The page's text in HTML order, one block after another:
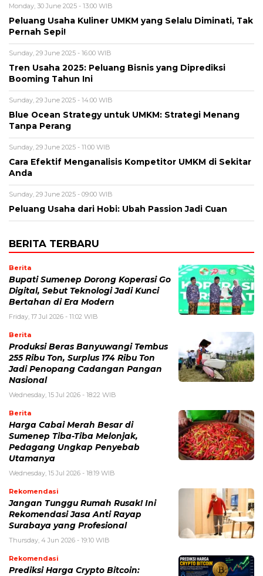
Monday, 30 June 2025 - 13:00 WIB
Peluang Usaha Kuliner UMKM yang Selalu Diminati, Tak
Pernah Sepi!
Sunday, 29 June 2025 - 16:00 WIB
Tren Usaha 2025: Peluang Bisnis yang Diprediksi
Booming Tahun Ini
Sunday, 29 June 2025 - 14:00 WIB
Blue Ocean Strategy untuk UMKM: Strategi Menang
Tanpa Perang
Sunday, 29 June 2025 - 11:00 WIB
Cara Efektif Menganalisis Kompetitor UMKM di Sekitar
Anda
Sunday, 29 June 2025 - 09:00 WIB
Peluang Usaha dari Hobi: Ubah Passion Jadi Cuan
BERITA TERBARU
Berita
Bupati Sumenep Dorong Koperasi Go
Digital, Sebut Teknologi Jadi Kunci
Bertahan di Era Modern
Friday, 17 Jul 2026 - 11:02 WIB
Berita
Produksi Beras Banyuwangi Tembus
255 Ribu Ton, Surplus 174 Ribu Ton
Jadi Penopang Cadangan Pangan
Nasional
Wednesday, 15 Jul 2026 - 18:22 WIB
Berita
Harga Cabai Merah Besar di
Sumenep Tiba-Tiba Melonjak,
Pedagang Ungkap Penyebab
Utamanya
Wednesday, 15 Jul 2026 - 18:19 WIB
Rekomendasi
Jangan Tunggu Rumah Rusak! Ini
Rekomendasi Jasa Anti Rayap
Surabaya yang Profesional
Thursday, 4 Jun 2026 - 19:10 WIB
Rekomendasi
Prediksi Harga Crypto Bitcoin: